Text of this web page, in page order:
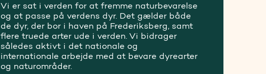
Vi er sat i verden for at fremme naturbevarelse
og at passe på verdens dyr. Det gælder både
de dyr, der bor i haven på Frederiksberg, samt
flere truede arter ude i verden. Vi bidrager
således aktivt i det nationale og
internationale arbejde med at bevare dyrearter
og naturområder.